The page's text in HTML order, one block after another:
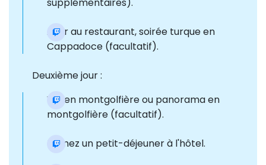
supplémentaires).
Aller au restaurant, soirée turque en
Cappadoce (facultatif).
Deuxième jour :
Vol en montgolfière ou panorama en
montgolfière (facultatif).
Prenez un petit-déjeuner à l'hôtel.